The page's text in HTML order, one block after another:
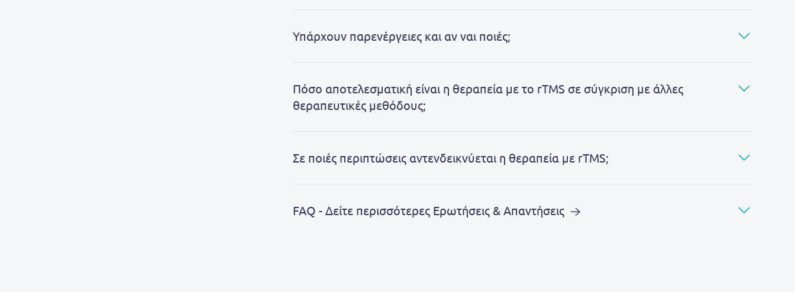
Υπάρχουν παρενέργειες και αν ναι ποιές;
Πόσο αποτελεσματική είναι η θεραπεία με το rTMS σε σύγκριση με άλλες
θεραπευτικές μεθόδους;
Σε ποιές περιπτώσεις αντενδεικνύεται η θεραπεία με rTMS;
FAQ - Δείτε περισσότερες Ερωτήσεις & Απαντήσεις